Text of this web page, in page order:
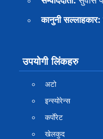
कानुनी सल्लाहकार:
उपयोगी लिंकहरु
अटो
इन्स्योरेन्स
कर्पाेरेट
खेलकुद